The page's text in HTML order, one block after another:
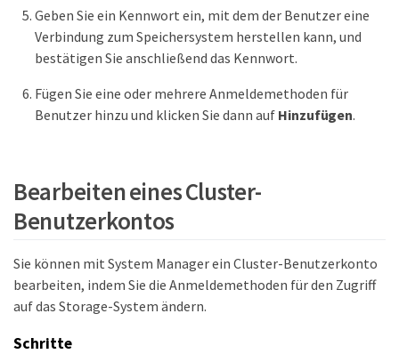
Geben Sie ein Kennwort ein, mit dem der Benutzer eine
Verbindung zum Speichersystem herstellen kann, und
bestätigen Sie anschließend das Kennwort.
Fügen Sie eine oder mehrere Anmeldemethoden für
Benutzer hinzu und klicken Sie dann auf Hinzufügen.
Bearbeiten eines Cluster-
Benutzerkontos
Sie können mit System Manager ein Cluster-Benutzerkonto
bearbeiten, indem Sie die Anmeldemethoden für den Zugriff
auf das Storage-System ändern.
Schritte